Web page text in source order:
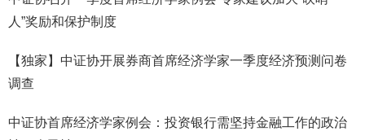
人”奖励和保护制度
【独家】中证协开展券商首席经济学家一季度经济预测问卷
调查
中证协首席经济学家例会：投资银行需坚持金融工作的政治